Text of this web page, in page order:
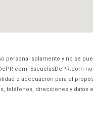
personal solamente y no se
EscuelasDePR.com
o adecuación para el
teléfonos, direcciones y datos